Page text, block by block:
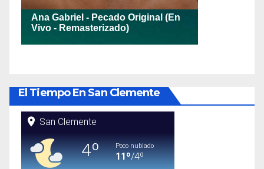
El Tiempo En San Clemente